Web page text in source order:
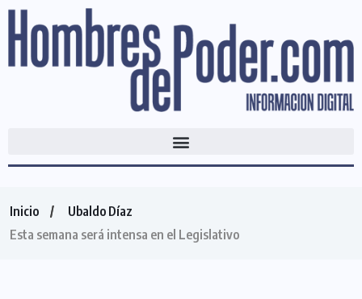
Inicio
Ubaldo Díaz
Esta semana será intensa en el Legislativo